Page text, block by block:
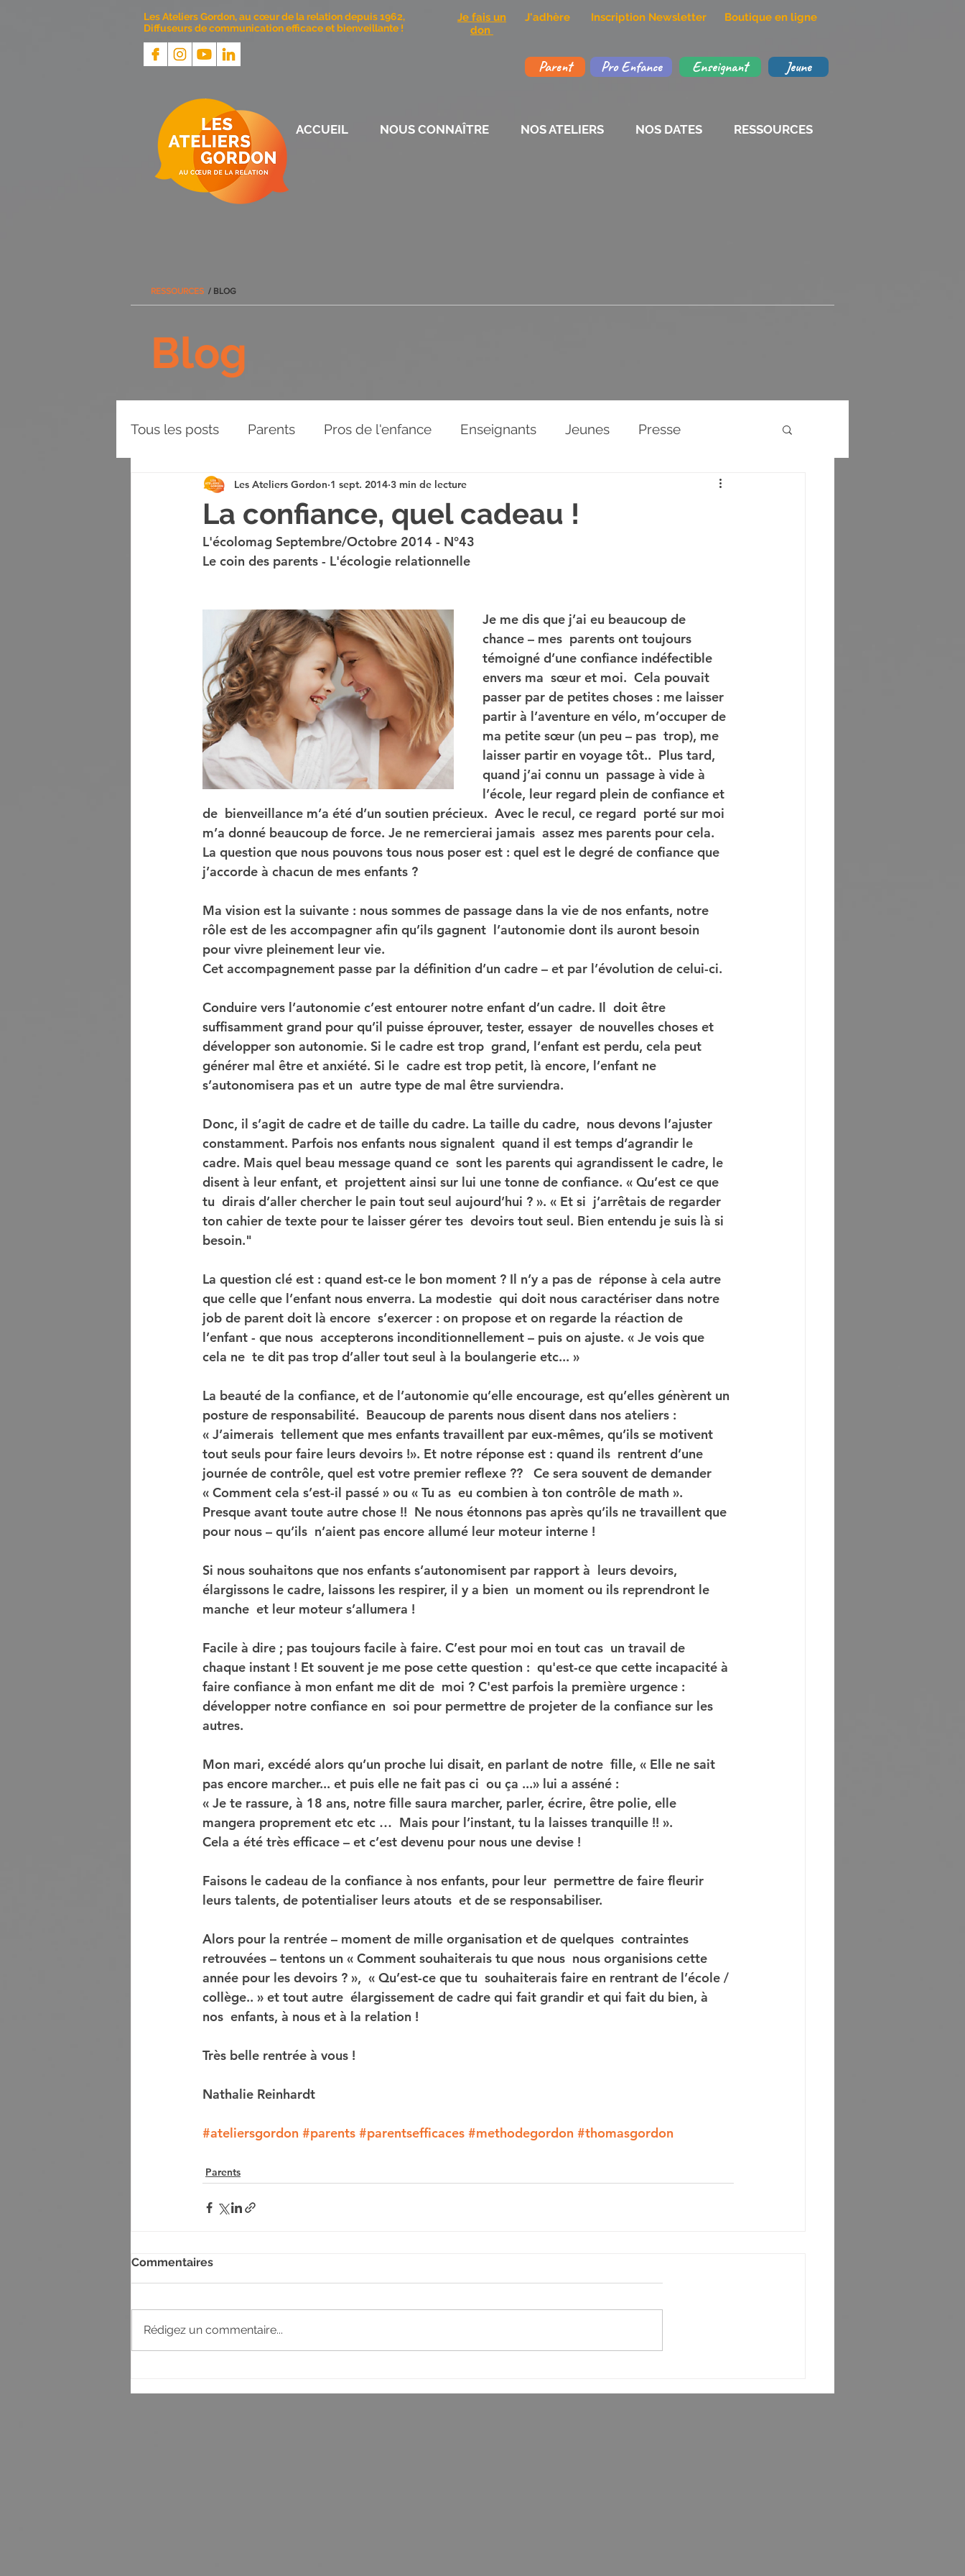
Les Ateliers Gordon, au cœur de la relation depuis 1962,
Diffuseurs de communication efficace et bienveillante !
Je fais un
don
J'adhère Inscription Newsletter Boutique en ligne
Parent Pro Enfance Enseignant Jeune
RESSOURCES / BLOG
Blog
Tous les posts Parents Pros de l'enfance Enseignants Jeunes Presse
Les Piliers de l'Approche Relations aux autres Evènements
Plaidoyer BD Vidéos
La confiance, quel cadeau !
Les Ateliers Gordon 1 sept. 2014 3 min de lecture
L'écolomag Septembre/Octobre 2014 - N°43
Le coin des parents - L'écologie relationnelle
Je me dis que j’ai eu beaucoup de
chance – mes  parents ont toujours
témoigné d’une confiance indéfectible
envers ma  sœur et moi.  Cela pouvait
passer par de petites choses : me laisser
partir à l’aventure en vélo, m’occuper de
ma petite sœur (un peu – pas  trop), me
laisser partir en voyage tôt..  Plus tard,
quand j’ai connu un  passage à vide à
l’école, leur regard plein de confiance et
de  bienveillance m’a été d’un soutien précieux.  Avec le recul, ce regard  porté sur moi
m’a donné beaucoup de force. Je ne remercierai jamais  assez mes parents pour cela.
La question que nous pouvons tous nous poser est : quel est le degré de confiance que
j’accorde à chacun de mes enfants ?
Ma vision est la suivante : nous sommes de passage dans la vie de nos enfants, notre
rôle est de les accompagner afin qu’ils gagnent  l’autonomie dont ils auront besoin
pour vivre pleinement leur vie.
Cet accompagnement passe par la définition d’un cadre – et par l’évolution de celui-ci.
Conduire vers l’autonomie c’est entourer notre enfant d’un cadre. Il  doit être
suffisamment grand pour qu’il puisse éprouver, tester, essayer  de nouvelles choses et
développer son autonomie. Si le cadre est trop  grand, l’enfant est perdu, cela peut
générer mal être et anxiété. Si le  cadre est trop petit, là encore, l’enfant ne
s’autonomisera pas et un  autre type de mal être surviendra.
Donc, il s’agit de cadre et de taille du cadre. La taille du cadre,  nous devons l’ajuster
constamment. Parfois nos enfants nous signalent  quand il est temps d’agrandir le
cadre. Mais quel beau message quand ce  sont les parents qui agrandissent le cadre, le
disent à leur enfant, et  projettent ainsi sur lui une tonne de confiance. « Qu’est ce que
tu  dirais d’aller chercher le pain tout seul aujourd’hui ? ». « Et si  j’arrêtais de regarder
ton cahier de texte pour te laisser gérer tes  devoirs tout seul. Bien entendu je suis là si
besoin."
La question clé est : quand est-ce le bon moment ? Il n’y a pas de  réponse à cela autre
que celle que l’enfant nous enverra. La modestie  qui doit nous caractériser dans notre
job de parent doit là encore  s’exercer : on propose et on regarde la réaction de
l’enfant - que nous  accepterons inconditionnellement – puis on ajuste. « Je vois que
cela ne  te dit pas trop d’aller tout seul à la boulangerie etc... »
La beauté de la confiance, et de l’autonomie qu’elle encourage, est qu’elles génèrent un
posture de responsabilité.
  Beaucoup de parents nous disent dans nos ateliers :
« J’aimerais  tellement que mes enfants travaillent par eux-mêmes, qu’ils se motivent
tout seuls pour faire leurs devoirs !». Et notre réponse est : quand ils  rentrent d’une
journée de contrôle, quel est votre premier reflexe ??   Ce sera souvent de demander
« Comment cela s’est-il passé » ou « Tu as  eu combien à ton contrôle de math ».
Presque avant toute autre chose !!  Ne nous étonnons pas après qu’ils ne travaillent que
pour nous – qu’ils  n’aient pas encore allumé leur moteur interne !
Si nous souhaitons que nos enfants s’autonomisent par rapport à  leurs devoirs,
élargissons le cadre, laissons les respirer, il y a bien  un moment ou ils reprendront le
manche  et leur moteur s’allumera !
Facile à dire ; pas toujours facile à faire. C’est pour moi en tout cas  un travail de
chaque instant ! Et souvent je me pose cette question :  qu'est-ce que cette incapacité à
faire confiance à mon enfant me dit de  moi ? C'est parfois la première urgence :
développer notre confiance en  soi pour permettre de projeter de la confiance sur les
autres.
Mon mari, excédé alors qu’un proche lui disait, en parlant de notre  fille, « Elle ne sait
pas encore marcher... et puis elle ne fait pas ci  ou ça ...» lui a asséné :
« Je te rassure, à 18 ans, notre fille saura marcher, parler, écrire, être polie, elle
mangera proprement etc etc …  Mais pour l’instant, tu la laisses tranquille !! ».
Cela a été très efficace – et c’est devenu pour nous une devise !
Faisons le cadeau de la confiance à nos enfants, pour leur  permettre de faire fleurir
leurs talents, de potentialiser leurs atouts  et de se responsabiliser.
Alors pour la rentrée – moment de mille organisation et de quelques  contraintes
retrouvées – tentons un « Comment souhaiterais tu que nous  nous organisions cette
année pour les devoirs ? »,  « Qu’est-ce que tu  souhaiterais faire en rentrant de l’école /
collège.. » et tout autre  élargissement de cadre qui fait grandir et qui fait du bien, à
nos  enfants, à nous et à la relation !
Très belle rentrée à vous !
Nathalie Reinhardt
#ateliersgordon #parents #parentsefficaces #methodegordon #thomasgordon
Parents
Commentaires
Rédigez un commentaire...
ACCUEIL NOUS CONNAÎTRE NOS ATELIERS NOS DATES RESSOURCES